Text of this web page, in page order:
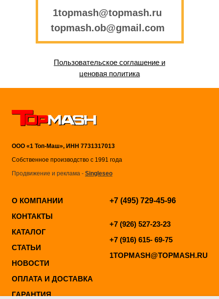
1topmash@topmash.ru
topmash.ob@gmail.com
Пользовательское соглашение и
ценовая политика
ООО «1 Топ-Маш», ИНН 7731317013
Собственное производство с 1991 года
Продвижение и реклама - Singleseo
О КОМПАНИИ
КОНТАКТЫ
КАТАЛОГ
СТАТЬИ
НОВОСТИ
ОПЛАТА И ДОСТАВКА
ГАРАНТИЯ
+7 (495) 729-45-96
+7 (926) 527-23-23
+7 (916) 615- 69-75
1TOPMASH@TOPMASH.RU